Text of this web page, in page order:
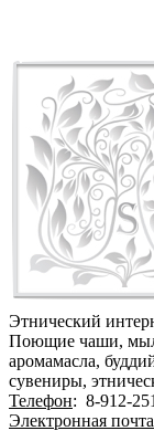
Этнический
Поющие чаши,
аромамасла,
сувениры,
Телефон: 8-912-
Электронная почта